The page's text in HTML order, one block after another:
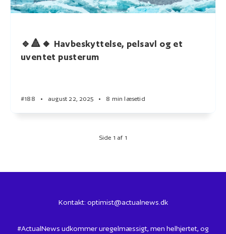
🔹🔺🔸 Havbeskyttelse, pelsavl og et
uventet pusterum
#188 • august 22, 2025 • 8 min læsetid
Side 1 af 1
Kontakt: optimist@actualnews.dk
#ActualNews udkommer uregelmæssigt, men helhjertet, og